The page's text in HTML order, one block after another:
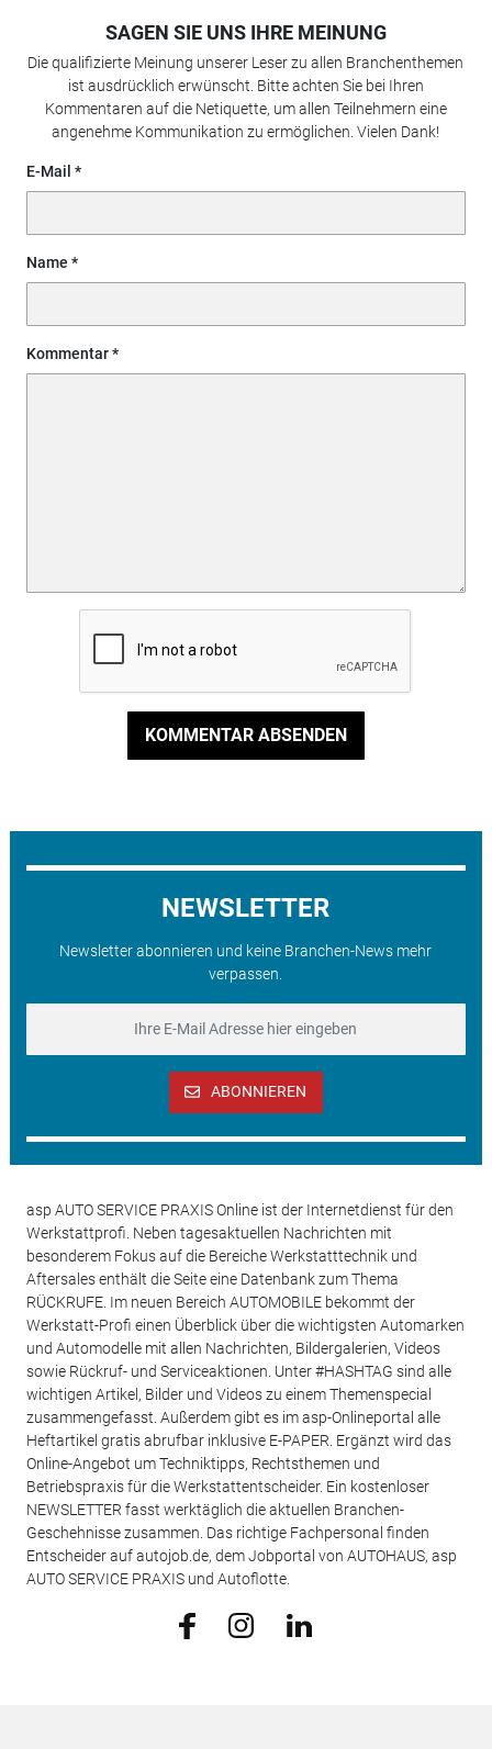
SAGEN SIE UNS IHRE MEINUNG
Die qualifizierte Meinung unserer Leser zu allen Branchenthemen
ist ausdrücklich erwünscht. Bitte achten Sie bei Ihren
Kommentaren auf die Netiquette, um allen Teilnehmern eine
angenehme Kommunikation zu ermöglichen. Vielen Dank!
E-Mail
Name
Kommentar
KOMMENTAR ABSENDEN
NEWSLETTER
Newsletter abonnieren und keine Branchen-News mehr
verpassen.
ABONNIEREN
asp AUTO SERVICE PRAXIS Online ist der Internetdienst für den
Werkstattprofi. Neben tagesaktuellen Nachrichten mit
besonderem Fokus auf die Bereiche Werkstatttechnik und
Aftersales enthält die Seite eine Datenbank zum Thema
RÜCKRUFE. Im neuen Bereich AUTOMOBILE bekommt der
Werkstatt-Profi einen Überblick über die wichtigsten Automarken
und Automodelle mit allen Nachrichten, Bildergalerien, Videos
sowie Rückruf- und Serviceaktionen. Unter #HASHTAG sind alle
wichtigen Artikel, Bilder und Videos zu einem Themenspecial
zusammengefasst. Außerdem gibt es im asp-Onlineportal alle
Heftartikel gratis abrufbar inklusive E-PAPER. Ergänzt wird das
Online-Angebot um Techniktipps, Rechtsthemen und
Betriebspraxis für die Werkstattentscheider. Ein kostenloser
NEWSLETTER fasst werktäglich die aktuellen Branchen-
Geschehnisse zusammen. Das richtige Fachpersonal finden
Entscheider auf autojob.de, dem Jobportal von AUTOHAUS, asp
AUTO SERVICE PRAXIS und Autoflotte.